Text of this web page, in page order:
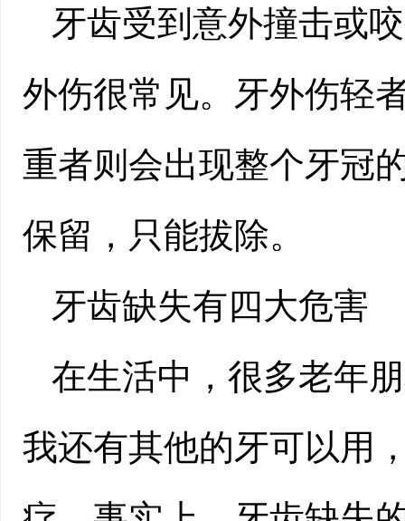
牙齿受到意外撞击或
外伤很常见。牙外伤轻
重者则会出现整个牙冠
保留，只能拔除。
牙齿缺失有四大危害
在生活中，很多老年
我还有其他的牙可以用